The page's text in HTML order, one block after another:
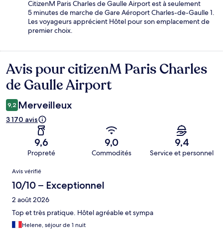
CitizenM Paris Charles de Gaulle Airport est à seulement
5 minutes de marche de Gare Aéroport Charles-de-Gaulle 1.
Les voyageurs apprécient Hôtel pour son emplacement de
premier choix.
Avis
Avis pour citizenM Paris Charles
de Gaulle Airport
9,2 Merveilleux
3 170 avis
9,6
Propreté
9,0
Commodités
9,4
Service et personnel
Avis
Avis vérifié
10/10 – Exceptionnel
2 août 2026
Top et très pratique. Hôtel agréable et sympa
Helene, séjour de 1 nuit